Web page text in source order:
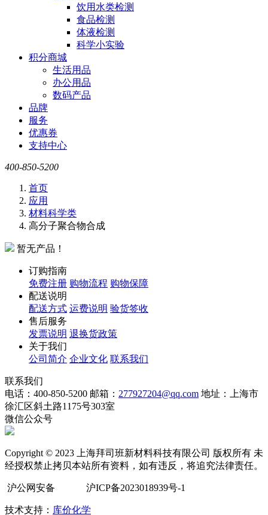
饮用水类检测
食品检测
体液检测
科学小实验
积分商城
生活用品
办公用品
数码产品
品牌
服务
优惠券
支持中心
400-850-5200
首页
应用
材料科学类
高分子聚合物合成
暂无产品！
订购指南
免费注册 购物流程 购物保障
配送说明
配送方式 运费说明 验货签收
售后服务
发票说明 退换货政策
关于我们
公司简介 企业文化 联系我们
联系我们
电话：400-850-5200 邮箱： 277927204@qq.com 地址：上海市
徐汇区斜土路1175号303室
微信公众号
Copyright © 2023 上海拜司班新材料科技有限公司 版权所有 未
经授权禁止拷贝本站所有资料，如有违反，将追究法律责任。
沪公网安备 沪ICP备2023018939号-1
技术支持： 库价化学